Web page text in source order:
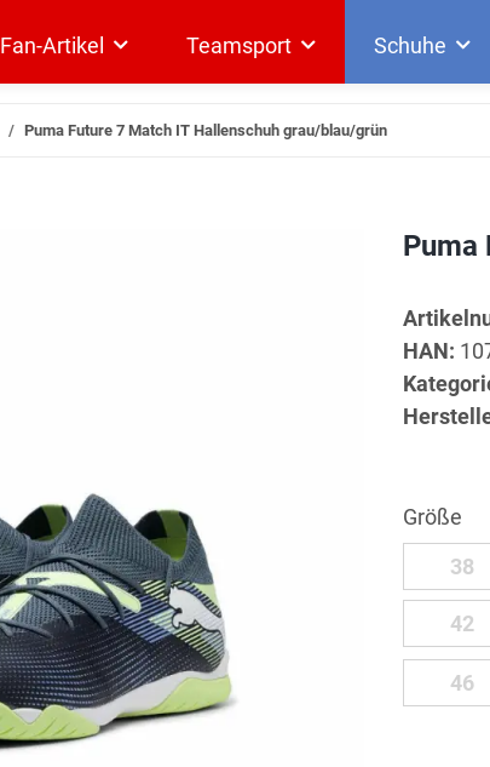
Fan-Artikel Teamsport Schuhe
Puma Future 7 Match IT Hallenschuh grau/blau/grün
Puma
HAN:
Größe
38
42
4646